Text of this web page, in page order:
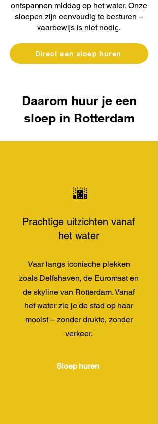
ontspannen middag op het water. Onze
sloepen zijn eenvoudig te besturen –
vaarbewijs is niet nodig.
Direct een sloep huren
Daarom huur je een
sloep in Rotterdam
🌆
Prachtige uitzichten vanaf
het water
Vaar langs iconische plekken
zoals Delfshaven, de Euromast en
de skyline van Rotterdam. Vanaf
het water zie je de stad op haar
mooist – zonder drukte, zonder
verkeer.
Sloep huren